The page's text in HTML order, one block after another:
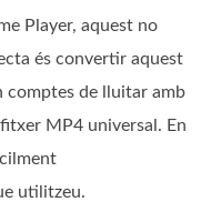
Player, aquest no
és convertir aquest
comptes de lluitar amb
MP4 universal. En
utilitzeu.